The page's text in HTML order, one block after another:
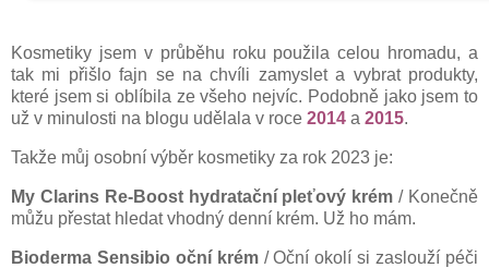
Kosmetiky jsem v průběhu roku použila celou hromadu, a
tak mi přišlo fajn se na chvíli zamyslet a vybrat produkty,
které jsem si oblíbila ze všeho nejvíc. Podobně jako jsem to
už v minulosti na blogu udělala v roce 2014 a 2015.
Takže můj osobní výběr kosmetiky za rok 2023 je:
My Clarins Re-Boost hydratační pleťový krém / Konečně
můžu přestat hledat vhodný denní krém. Už ho mám.
Bioderma Sensibio oční krém/ Oční okolí si zaslouží péči